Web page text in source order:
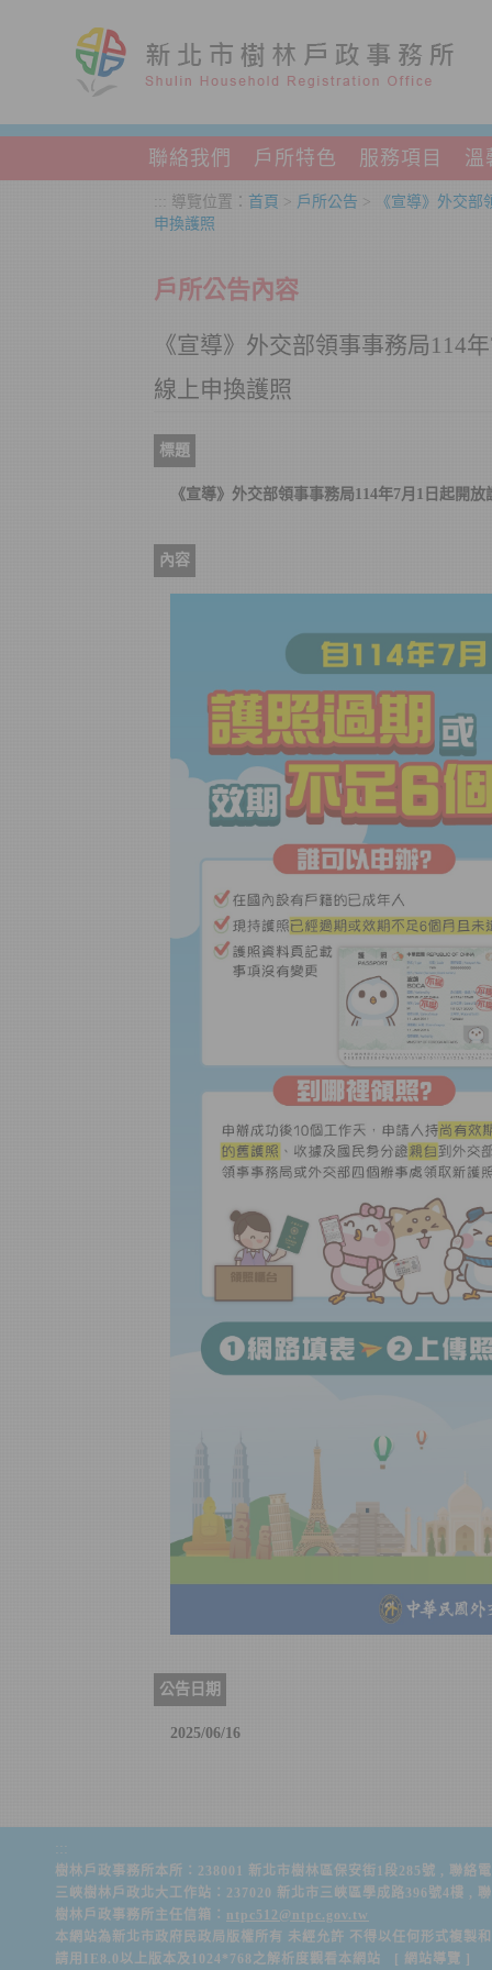
聯絡我們 戶所特色 服務項目 溫
::: 導覽位置： 首頁 > 戶所公告 >
《宣導》外交
申換護照
戶所公告內容
《宣導》外交部領事事務局114
線上申換護照
標題
《宣導》外交部領事事務局114年7月1日起開
內容
公告日期
2025/06/16
:::
樹林戶政事務所本所：238001 新北市樹林區保安街1段285號 , 聯絡
三峽樹林戶政北大工作站：237020 新北市三峽區學成路396號4樓 ,
樹林戶政事務所主任信箱： ntpc512@ntpc.gov.tw
本網站為新北市政府民政局版權所有 未經允許 不得以任何形式複製
請用IE8.0以上版本及1024*768之解析度觀看本網站 [
網站導覽